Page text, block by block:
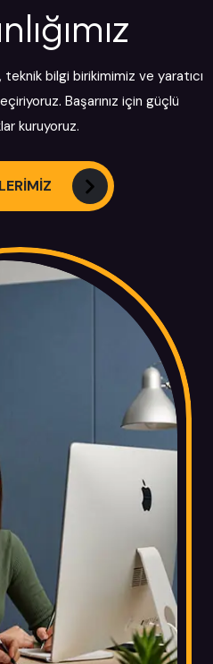
nlığımız
bilgi birikimimiz ve yaratıcı
Başarınız için güçlü
kuruyoruz.